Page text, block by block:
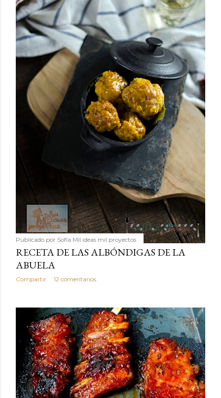
Publicado por Sofía Mil ideas mil proyectos
RECETA DE LAS ALBÓNDIGAS DE LA
ABUELA
Compartir 12 comentarios